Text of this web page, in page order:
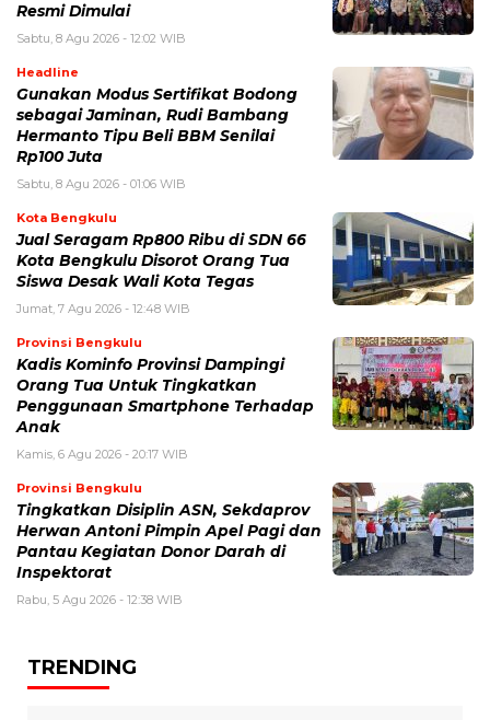
Resmi Dimulai
Sabtu, 8 Agu 2026 - 12:02 WIB
Headline
Gunakan Modus Sertifikat Bodong
sebagai Jaminan, Rudi Bambang
Hermanto Tipu Beli BBM Senilai
Rp100 Juta
Sabtu, 8 Agu 2026 - 01:06 WIB
Kota Bengkulu
Jual Seragam Rp800 Ribu di SDN 66
Kota Bengkulu Disorot Orang Tua
Siswa Desak Wali Kota Tegas
Jumat, 7 Agu 2026 - 12:48 WIB
Provinsi Bengkulu
Kadis Kominfo Provinsi Dampingi
Orang Tua Untuk Tingkatkan
Penggunaan Smartphone Terhadap
Anak
Kamis, 6 Agu 2026 - 20:17 WIB
Provinsi Bengkulu
Tingkatkan Disiplin ASN, Sekdaprov
Herwan Antoni Pimpin Apel Pagi dan
Pantau Kegiatan Donor Darah di
Inspektorat
Rabu, 5 Agu 2026 - 12:38 WIB
TRENDING